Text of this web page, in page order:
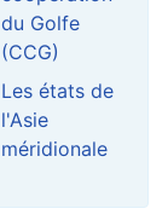
du Golfe
(CCG)
Les états de
l'Asie
méridionale